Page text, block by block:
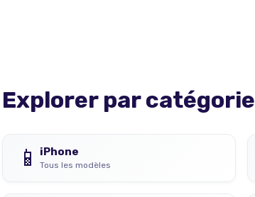
Explorer par catégorie
📱 iPhone
Tous les modèles